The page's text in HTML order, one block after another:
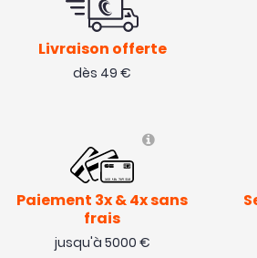
Livraison offerte
dès 49 €
Paiement 3x & 4x sans
frais
jusqu'à 5000 €